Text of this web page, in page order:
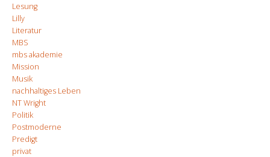
Lesung
Lilly
Literatur
MBS
mbs akademie
Mission
Musik
nachhaltiges Leben
NT Wright
Politik
Postmoderne
Predigt
privat